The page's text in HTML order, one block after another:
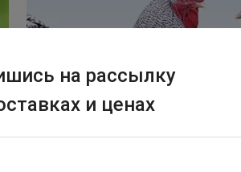
на рассылку
и ценах